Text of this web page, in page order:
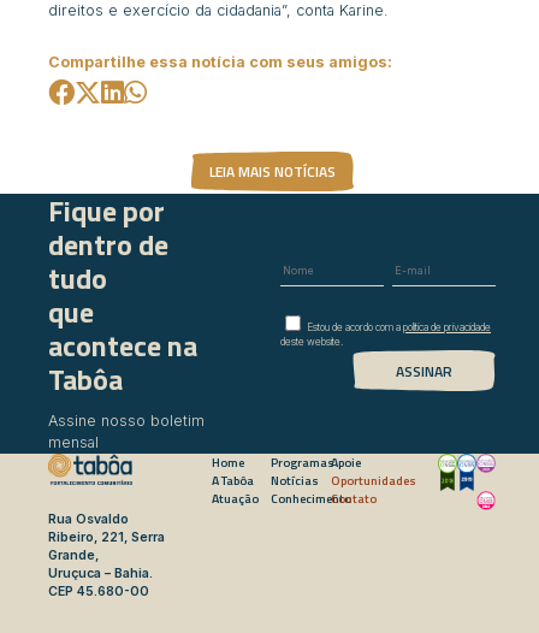
direitos e exercício da cidadania”, conta Karine.
Compartilhe essa notícia com seus amigos:
LEIA MAIS NOTÍCIAS
Fique por
dentro de
tudo
que
acontece na
Tabôa
Assine nosso boletim
mensal
Estou de acordo com a política de privacidade
deste website.
Rua Osvaldo
Ribeiro, 221, Serra
Grande,
Uruçuca – Bahia.
CEP 45.680-00
Home
A Tabôa
Atuação
Programas
Notícias
Conhecimento
Apoie
Oportunidades
Contato